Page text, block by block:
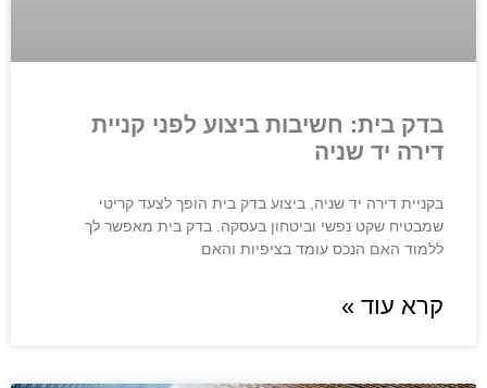
בדק בית: חשיבות ביצוע לפני קניית
דירה יד שניה
בקניית דירה יד שניה, ביצוע בדק בית הופך לצעד קריטי
שמבטיח שקט נפשי וביטחון בעסקה. בדק בית מאפשר לך
ללמוד האם הנכס עומד בציפיות והאם
קרא עוד »